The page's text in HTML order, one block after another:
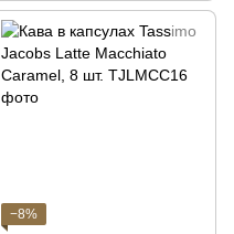
−8%